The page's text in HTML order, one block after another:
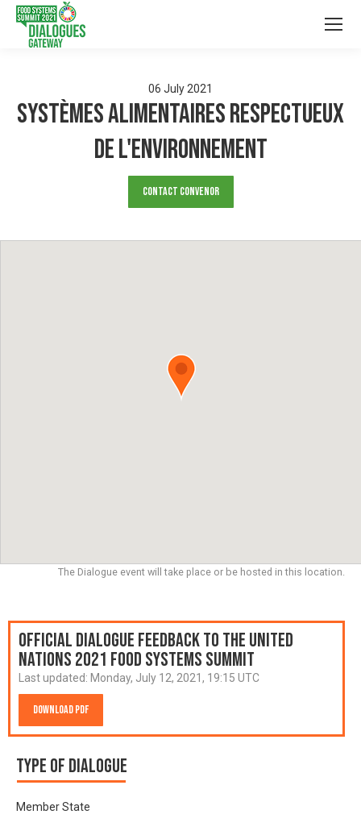
06 July 2021
Systèmes Alimentaires respectueux
de l'Environnement
Contact Convenor
The Dialogue event will take place or be hosted in this location.
Official Dialogue Feedback to the United
Nations 2021 Food Systems Summit
Last updated: Monday, July 12, 2021, 19:15 UTC
Download PDF
Type of Dialogue
Member State